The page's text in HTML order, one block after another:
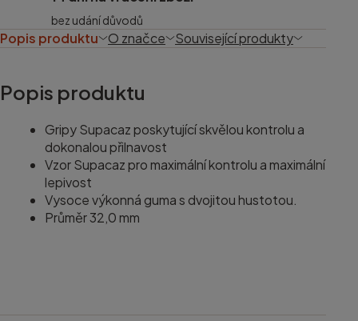
bez udání důvodů
Popis produktu O značce Související produkty
Popis produktu
Gripy Supacaz poskytující skvělou kontrolu a
dokonalou přilnavost
Vzor Supacaz pro maximální kontrolu a maximální
lepivost
Vysoce výkonná guma s dvojitou hustotou.
Průměr 32,0 mm